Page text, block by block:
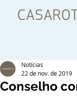
Conselho
Notícias
22 de nov. de 2019